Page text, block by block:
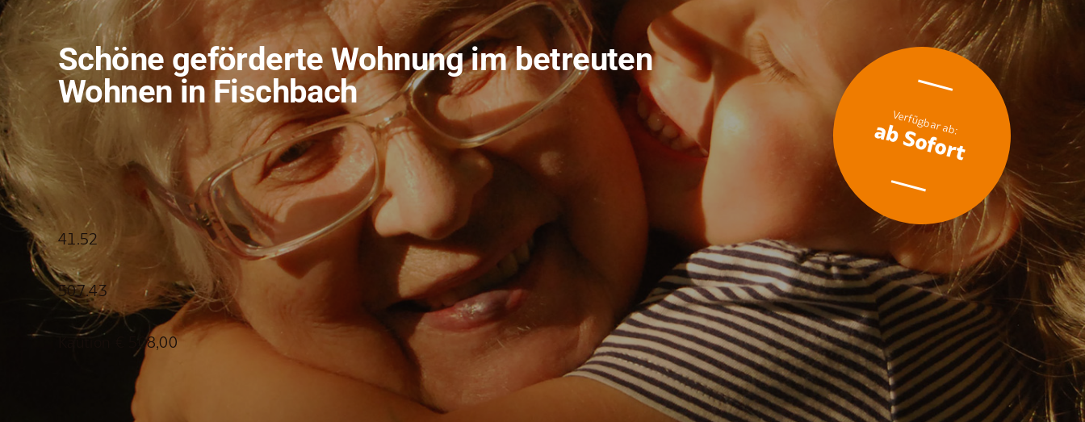
Schöne geförderte Wohnung im betreuten
Wohnen in Fischbach
ab Sofort
41.52
507.43
Kaution € 508,00